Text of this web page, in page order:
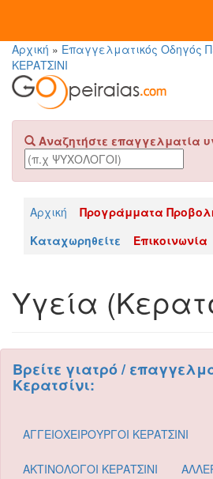
Αρχική » Επαγγελματικός Οδηγός
ΚΕΡΑΤΣΙΝΙ
Αναζητήστε επαγγελματία
Αρχική
Προγράμματα
Καταχωρηθείτε
Επικοινωνία
Υγεία
Βρείτε γιατρό /
Κερατσίνι:
ΑΓΓΕΙΟΧΕΙΡΟΥΡΓΟΙ ΚΕΡΑΤΣΙΝΙ
ΑΚΤΙΝΟΛΟΓΟΙ ΚΕΡΑΤΣΙΝΙ